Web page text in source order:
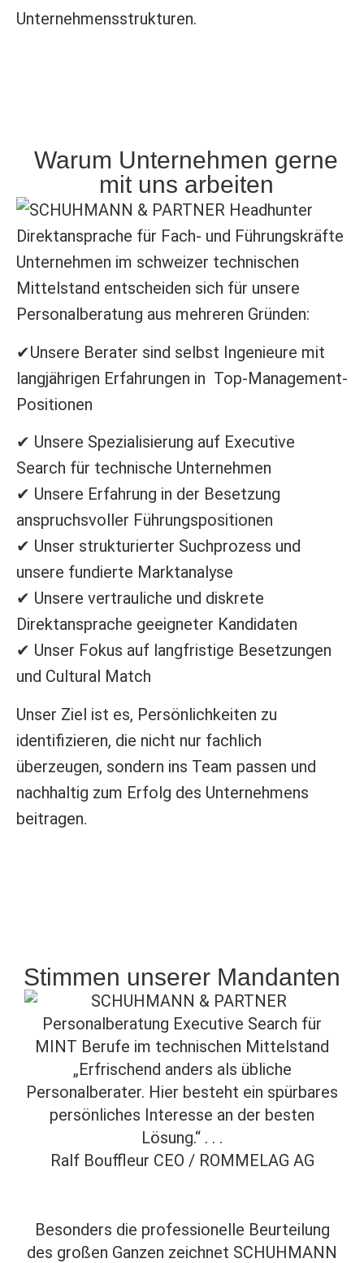
Unternehmensstrukturen.
Warum Unternehmen gerne
mit uns arbeiten
Unternehmen im schweizer technischen
Mittelstand entscheiden sich für unsere
Personalberatung aus mehreren Gründen:
✔Unsere Berater sind selbst Ingenieure mit
langjährigen Erfahrungen in Top-Management-
Positionen
✔ Unsere Spezialisierung auf Executive
Search für technische Unternehmen
✔ Unsere Erfahrung in der Besetzung
anspruchsvoller Führungspositionen
✔ Unser strukturierter Suchprozess und
unsere fundierte Marktanalyse
✔ Unsere vertrauliche und diskrete
Direktansprache geeigneter Kandidaten
✔ Unser Fokus auf langfristige Besetzungen
und Cultural Match
Unser Ziel ist es, Persönlichkeiten zu
identifizieren, die nicht nur fachlich
überzeugen, sondern ins Team passen und
nachhaltig zum Erfolg des Unternehmens
beitragen.
Stimmen unserer Mandanten
„Erfrischend anders als übliche
Personalberater. Hier besteht ein spürbares
persönliches Interesse an der besten
Lösung.“ . . .
Ralf Bouffleur CEO / ROMMELAG AG
Besonders die professionelle Beurteilung
des großen Ganzen zeichnet SCHUHMANN